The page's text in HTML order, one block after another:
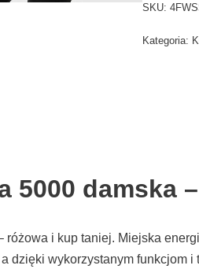
SKU:
Kategoria:
5000 damska
i kup taniej. Miejska
wykorzystanym funkcjom